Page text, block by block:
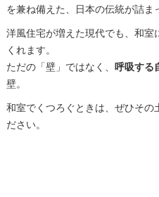
を兼ね備えた、日本の伝統が詰ま
洋風住宅が増えた現代でも、和
くれます。
ただの「壁」ではなく、 呼吸する
壁。
和室でくつろぐときは、ぜひその
ださい。